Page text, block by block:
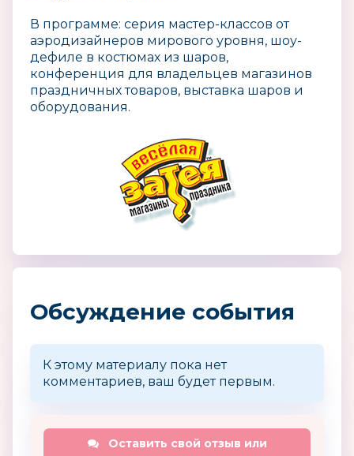
В программе: серия мастер-классов от
аэродизайнеров мирового уровня, шоу-
дефиле в костюмах из шаров,
конференция для владельцев магазинов
праздничных товаров, выставка шаров и
оборудования.
Обсуждение события
К этому материалу пока нет
комментариев, ваш будет первым.
Оставить свой отзыв или